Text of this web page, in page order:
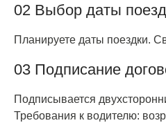
02 Выбор даты
Планируете даты поездки.
03 Подписание
Подписывается
Требования к водителю: